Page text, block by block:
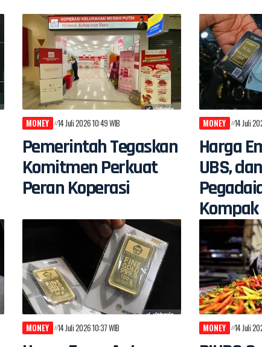
MONEY 14 Juli 2026 10:49 WIB
Pemerintah Tegaskan
Komitmen Perkuat
Peran Koperasi
MONEY 14 Juli
Harga
UBS,
MONEY 14 Juli 2026 10:37 WIB MONEY 14 Juli